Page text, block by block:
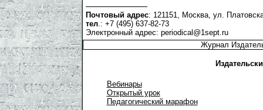
Почтовый адрес: 121151, Москва, ул.
тел.: +7 (495) 637-82-73
Электронный адрес: periodical@1sept.ru
Журнал
Вебинары
Открытый урок
Педагогический марафон